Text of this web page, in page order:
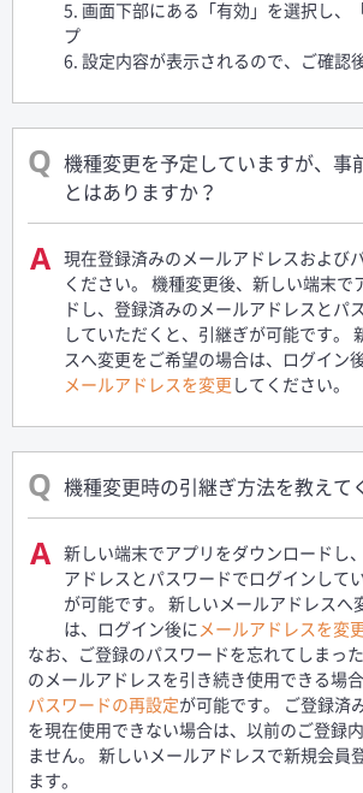
5. 画面下部にある「有効」を選択し、
プ
6. 設定内容が表示されるので、ご確認
機種変更を予定していますが、事
とはありますか？
現在登録済みのメールアドレスおよび
ください。 機種変更後、新しい端末で
ドし、登録済みのメールアドレスとパ
していただくと、引継ぎが可能です。
スへ変更をご希望の場合は、ログイン
メールアドレスを変更 してください。
機種変更時の引継ぎ方法を教えて
新しい端末でアプリをダウンロードし
アドレスとパスワードでログインして
が可能です。 新しいメールアドレスへ
は、ログイン後に メールアドレスを変
なお、ご登録のパスワードを忘れてしまっ
のメールアドレスを引き続き使用できる場合
パスワードの再設定が可能です。 ご登録済
を現在使用できない場合は、以前のご登録
ません。 新しいメールアドレスで新規会員
ます。